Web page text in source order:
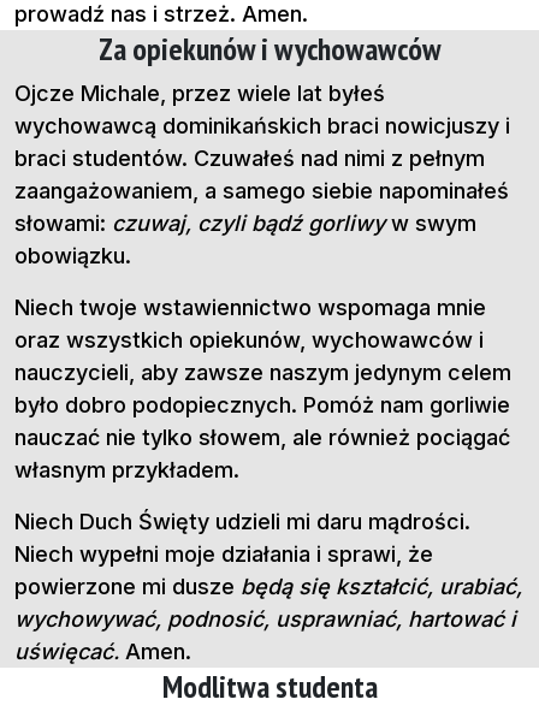
prowadź nas i strzeż. Amen.
Za opiekunów i wychowawców
Ojcze Michale, przez wiele lat byłeś
wychowawcą dominikańskich braci nowicjuszy i
braci studentów. Czuwałeś nad nimi z pełnym
zaangażowaniem, a samego siebie napominałeś
słowami: czuwaj, czyli bądź gorliwyw swym
obowiązku.
Niech twoje wstawiennictwo wspomaga mnie
oraz wszystkich opiekunów, wychowawców i
nauczycieli, aby zawsze naszym jedynym celem
było dobro podopiecznych. Pomóż nam gorliwie
nauczać nie tylko słowem, ale również pociągać
własnym przykładem.
Niech Duch Święty udzieli mi daru mądrości.
Niech wypełni moje działania i sprawi, że
powierzone mi dusze będą się kształcić, urabiać,
wychowywać, podnosić, usprawniać, hartować i
uświęcać. Amen.
Modlitwa studenta